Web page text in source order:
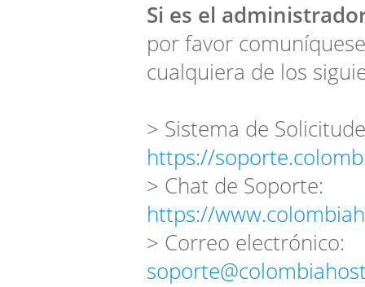
Si es el
por favor
cualquiera de los
> Sistema de
https://
> Chat de Soporte:
https://
> Correo electrónico: